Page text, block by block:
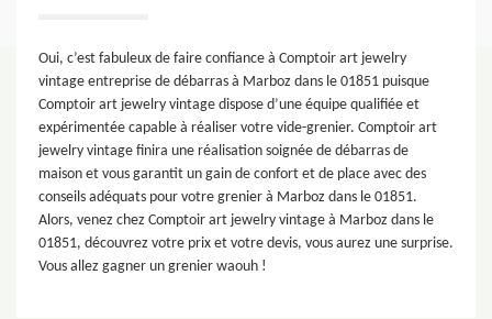
Oui, c’est fabuleux de faire confiance à Comptoir art jewelry
vintage entreprise de débarras à Marboz dans le 01851 puisque
Comptoir art jewelry vintage dispose d’une équipe qualifiée et
expérimentée capable à réaliser votre vide-grenier. Comptoir art
jewelry vintage finira une réalisation soignée de débarras de
maison et vous garantit un gain de confort et de place avec des
conseils adéquats pour votre grenier à Marboz dans le 01851.
Alors, venez chez Comptoir art jewelry vintage à Marboz dans le
01851, découvrez votre prix et votre devis, vous aurez une surprise.
Vous allez gagner un grenier waouh !